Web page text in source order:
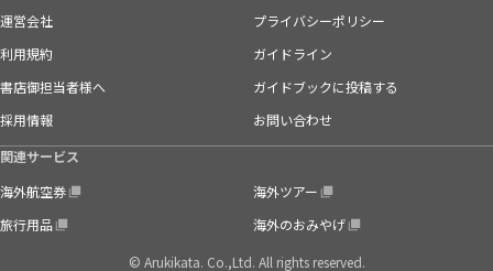
運営会社
プライバシーポリシー
利用規約
ガイドライン
書店御担当者様へ
ガイドブックに投稿する
採用情報
お問い合わせ
関連サービス
海外航空券
海外ツアー
旅行用品
海外のおみやげ
© Arukikata. Co.,Ltd. All rights reserved.